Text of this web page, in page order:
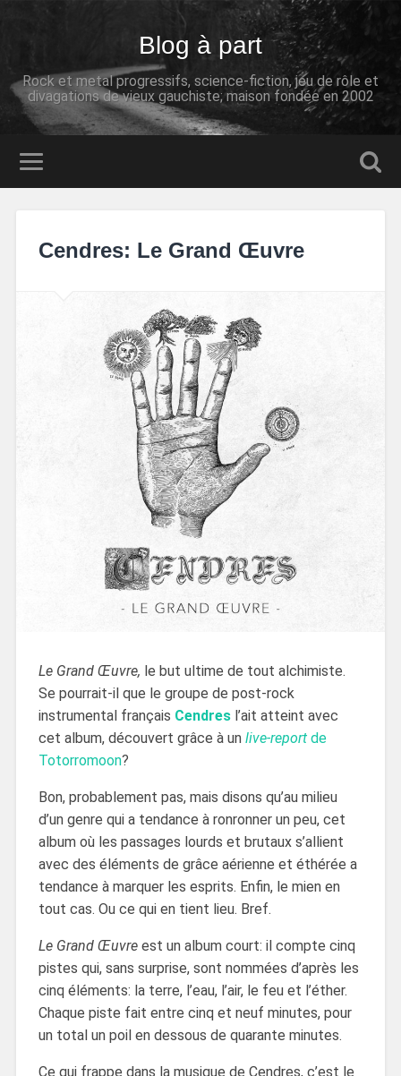
Blog à part
Rock et metal progressifs, science-fiction, jeu de rôle et
divagations de vieux gauchiste; maison fondée en 2002
Cendres: Le Grand Œuvre
Le Grand Œuvre, le but ultime de tout alchimiste.
Se pourrait-il que le groupe de post-rock
instrumental français Cendresl’ait atteint avec
cet album, découvert grâce à un live-reportde
Totorromoon?
Bon, probablement pas, mais disons qu’au milieu
d’un genre qui a tendance à ronronner un peu, cet
album où les passages lourds et brutaux s’allient
avec des éléments de grâce aérienne et éthérée a
tendance à marquer les esprits. Enfin, le mien en
tout cas. Ou ce qui en tient lieu. Bref.
Le Grand Œuvreest un album court: il compte cinq
pistes qui, sans surprise, sont nommées d’après les
cinq éléments: la terre, l’eau, l’air, le feu et l’éther.
Chaque piste fait entre cinq et neuf minutes, pour
un total un poil en dessous de quarante minutes.
Ce qui frappe dans la musique de Cendres, c’est le